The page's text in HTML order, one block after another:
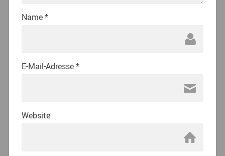
Name*
E-Mail-Adresse*
Website